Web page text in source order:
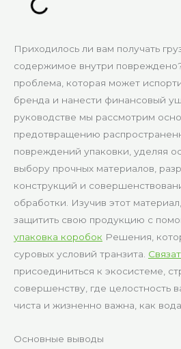
Приходилось ли вам получать
содержимое внутри
проблема, которая может
бренда и нанести финансовый
руководстве мы рассмотрим
предотвращению
повреждений упаковки, уделяя
выбору прочных материалов,
конструкций и
обработки. Изучив этот
защитить свою продукцию с
упаковка коробок Решения,
суровых условий транзита.
присоединиться к экосистеме,
совершенству, где целостность
чиста и жизненно важна, как
Основные выводы